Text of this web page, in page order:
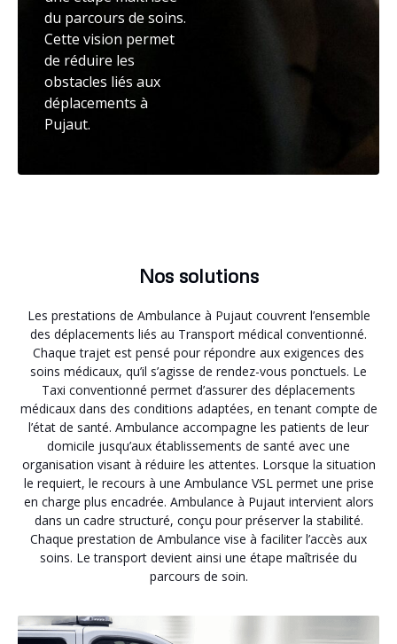
du parcours de soins.
Cette vision permet
de réduire les
obstacles liés aux
déplacements à
Pujaut.
Nos solutions
Les prestations de Ambulance à Pujaut couvrent l’ensemble
des déplacements liés au Transport médical conventionné.
Chaque trajet est pensé pour répondre aux exigences des
soins médicaux, qu’il s’agisse de rendez-vous ponctuels. Le
Taxi conventionné permet d’assurer des déplacements
médicaux dans des conditions adaptées, en tenant compte de
l’état de santé. Ambulance accompagne les patients de leur
domicile jusqu’aux établissements de santé avec une
organisation visant à réduire les attentes. Lorsque la situation
le requiert, le recours à une Ambulance VSL permet une prise
en charge plus encadrée. Ambulance à Pujaut intervient alors
dans un cadre structuré, conçu pour préserver la stabilité.
Chaque prestation de Ambulance vise à faciliter l’accès aux
soins. Le transport devient ainsi une étape maîtrisée du
parcours de soin.